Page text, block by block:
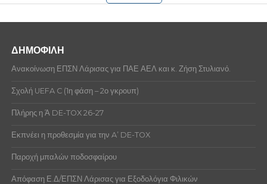
ΔΗΜΟΦΙΛΗ
Ανακοίνωση ΕΠΣΝ Λάρισας για ΠΑΕ ΑΕΛ και κ. Ζήση Στυλιανό.
Σχολή UEFA C (1η φάση – 2ο γκρουπ)
Πλήρης η Ά DE-TOX 26-27
Εκπνέει η προθεσμία για την A’ DE-TOX
Παροχή μπαλών ποδοσφαίρου
Απόφαση Ε.Δ/ΕΠΣΝ Λάρισας για Εξοδολόγια Φιλικών